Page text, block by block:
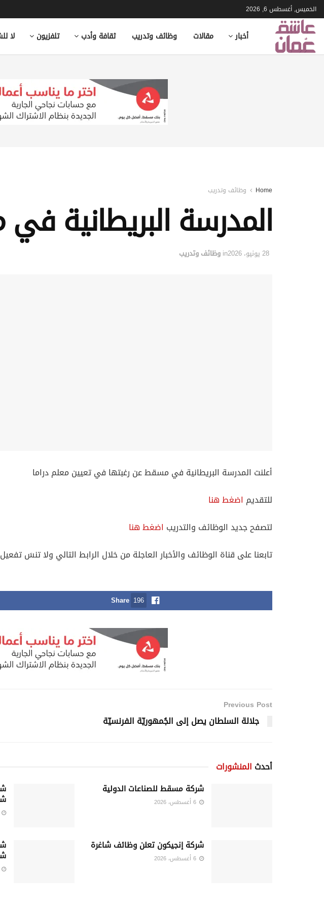
الخميس, أغسطس 6, 2026
أخبار مقالات وظائف وتدريب ثقافة وأدب تلفزيون لا
Home وظائف وتدريب
المدرسة البريطانية
28 يونيو، 2026 in وظائف وتدريب
أعلنت المدرسة البريطانية في مسقط عن رغبتها في تعيين معلم دراما
للتقديم اضغط هنا
لتصفح جديد الوظائف والتدريب اضغط هنا
تابعنا على قناة الوظائف والأخبار العاجلة من خلال الرابط التالي ولا تنسَ
Share 196
Previous Post
جلالة السلطان يصل إلى الجُمهوريّة الفرنسيّة
أحدث المنشورات
شركة مسقط للصناعات الدولية
شركة إنجيكون تعلن وظائف شاغرة